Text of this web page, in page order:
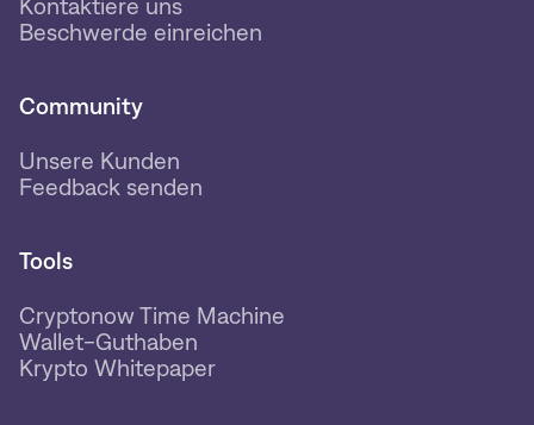
Kontaktiere uns
Beschwerde einreichen
Community
Unsere Kunden
Feedback senden
Tools
Cryptonow Time Machine
Wallet-Guthaben
Krypto Whitepaper